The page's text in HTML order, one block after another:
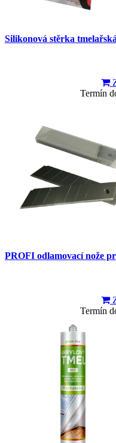
Silikonová stěrka
Termín
PROFI odlamovací nože
Termín